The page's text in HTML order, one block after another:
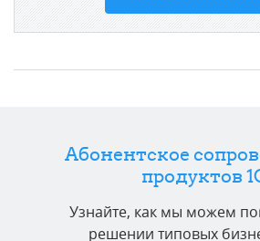
Абонентское
продуктов
Узнайте, как мы можем
решении типовых